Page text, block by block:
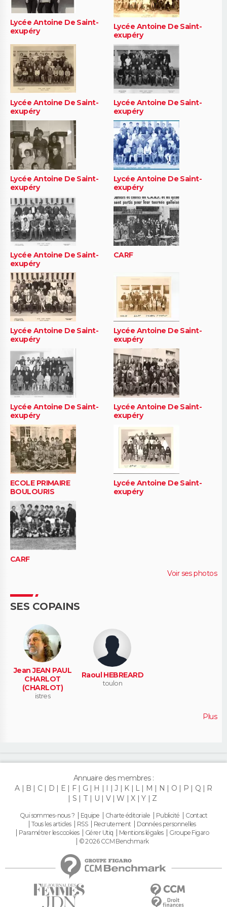
Lycée Antoine De Saint-
exupéry
Lycée Antoine De Saint-
exupéry
Lycée Antoine De Saint-
exupéry
Lycée Antoine De Saint-
exupéry
Lycée Antoine De Saint-
exupéry
Lycée Antoine De Saint-
exupéry
Lycée Antoine De Saint-
exupéry
CARF
Lycée Antoine De Saint-
exupéry
Lycée Antoine De Saint-
exupéry
Lycée Antoine De Saint-
exupéry
Lycée Antoine De Saint-
exupéry
ECOLE PRIMAIRE
BOULOURIS
Lycée Antoine De Saint-
exupéry
CARF
Voir ses photos
SES COPAINS
Jean JEAN PAUL
CHARLOT
(CHARLOT)
istres
Raoul HEBREARD
toulon
Plus
Annuaire des membres :
A
B C D E F G H I J K L M N O P Q
R
S
T U V W X Y Z
Qui sommes-nous ? Equipe Charte éditoriale Publicité
Contact
Tous les articles
RSS Recrutement
Données personnelles
Paramétrer les cookies
Gérer Utiq Mentions légales
Groupe Figaro
© 2026 CCM Benchmark